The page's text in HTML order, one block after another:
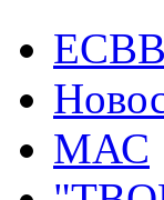
ECВB
МАС